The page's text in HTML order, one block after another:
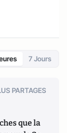
7 Jours
PARTAGES
que la